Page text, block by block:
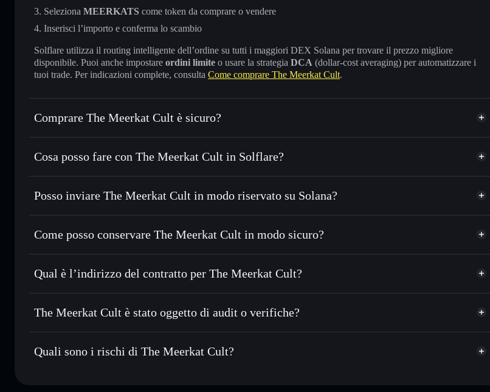
Seleziona MEERKATS come token da comprare o vendere
Inserisci l’importo e conferma lo scambio
Solflare utilizza il routing intelligente dell’ordine su tutti i maggiori DEX Solana per trovare il prezzo migliore
disponibile. Puoi anche impostare ordini limite o usare la strategia DCA (dollar-cost averaging) per automatizzare i
tuoi trade. Per indicazioni complete, consulta Come comprare The Meerkat Cult.
Comprare The Meerkat Cult è sicuro?
The Meerkat Cult non è verificato
Cosa posso fare con The Meerkat Cult in Solflare?
The Meerkat Cult
wallet Solflare
Scambiare istantaneamente— scambia MEERKATS in SOL, USDC o in migliaia di altri token Solana al prezzo
Usare il DCA— applica la strategia dollar-cost average su MEERKATS nel tempo
Inviare in modo riservato— trasferisci MEERKATS senza collegare pubblicamente i wallet usando l’Aggregatore
di privacy incorporato di Solflare
ed esclusivo controllo delle tue chiavi private
Posso inviare The Meerkat Cult in modo riservato su Solana?
Aggregatore di privacy
Come posso conservare The Meerkat Cult in modo sicuro?
The Meerkat Cult wallet non-custodial Solflare
Aggregatore di privacy
Qual è l’indirizzo del contratto per The Meerkat Cult?
The Meerkat Cult
hHmbZftGeksgWJntTKgorKxTsxUw7N3ySncesxXr67c
wallet Solflare
The Meerkat Cult è stato oggetto di audit o verifiche?
The Meerkat Cult non è verificato
Quali sono i rischi di The Meerkat Cult?